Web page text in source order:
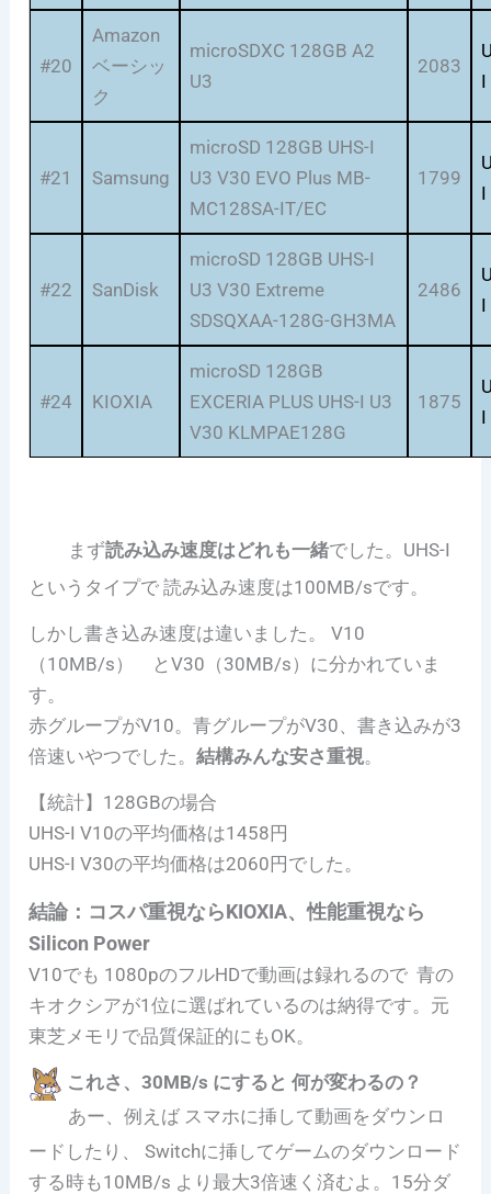
#20
Amazon
ベーシッ
ク
microSDXC 128GB A2
U3
2083
I
#21 Samsung
microSD 128GB UHS-I
U3 V30 EVO Plus MB-
MC128SA-IT/EC
1799
I
#22 SanDisk
microSD 128GB UHS-I
U3 V30 Extreme
SDSQXAA-128G-GH3MA
2486
I
#24 KIOXIA
microSD 128GB
EXCERIA PLUS UHS-I U3
V30 KLMPAE128G
1875
I
まず読み込み速度はどれも一緒でした。UHS-I
というタイプで 読み込み速度は100MB/sです。
しかし書き込み速度は違いました。 V10
（10MB/s） とV30（30MB/s）に分かれていま
す。
赤グループがV10。青グループがV30、書き込みが3
倍速いやつでした。結構みんな安さ重視。
【統計】128GBの場合
UHS-I V10の平均価格は1458円
UHS-I V30の平均価格は2060円でした。
結論：コスパ重視ならKIOXIA、性能重視なら
Silicon Power
V10でも 1080pのフルHDで動画は録れるので 青の
キオクシアが1位に選ばれているのは納得です。元
東芝メモリで品質保証的にもOK。
これさ、30MB/s にすると 何が変わるの？
あー、例えば スマホに挿して動画をダウンロ
ードしたり、 Switchに挿してゲームのダウンロード
する時も10MB/s より最大3倍速く済むよ。15分ダ